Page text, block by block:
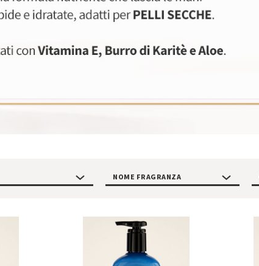
NOME FRAGRANZA